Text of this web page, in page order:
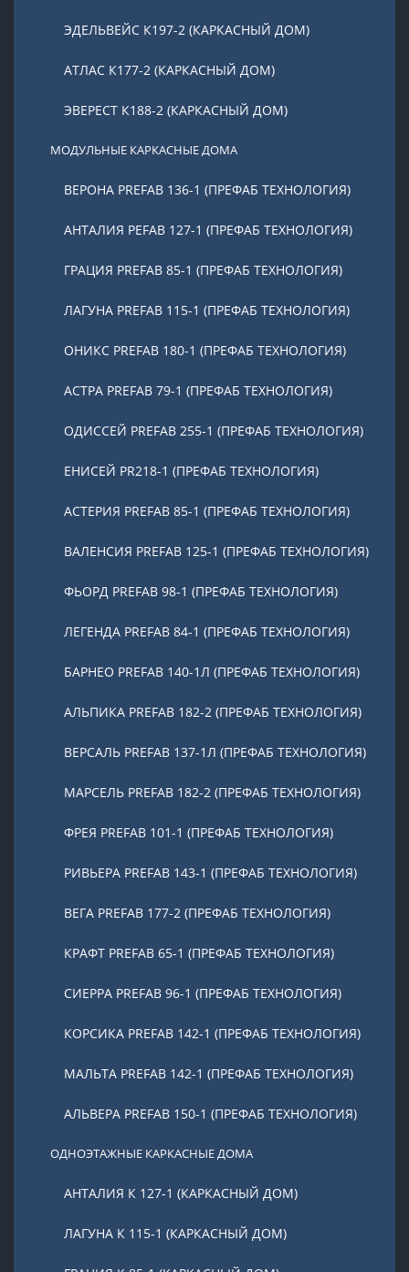
ЭДЕЛЬВЕЙС К197-2 (КАРКАСНЫЙ ДОМ)
АТЛАС К177-2 (КАРКАСНЫЙ ДОМ)
ЭВЕРЕСТ К188-2 (КАРКАСНЫЙ ДОМ)
МОДУЛЬНЫЕ КАРКАСНЫЕ ДОМА
ВЕРОНА PREFAB 136-1 (ПРЕФАБ ТЕХНОЛОГИЯ)
АНТАЛИЯ PEFAB 127-1 (ПРЕФАБ ТЕХНОЛОГИЯ)
ГРАЦИЯ PREFAB 85-1 (ПРЕФАБ ТЕХНОЛОГИЯ)
ЛАГУНА PREFAB 115-1 (ПРЕФАБ ТЕХНОЛОГИЯ)
ОНИКС PREFAB 180-1 (ПРЕФАБ ТЕХНОЛОГИЯ)
АСТРА PREFAB 79-1 (ПРЕФАБ ТЕХНОЛОГИЯ)
ОДИССЕЙ PREFAB 255-1 (ПРЕФАБ ТЕХНОЛОГИЯ)
ЕНИСЕЙ PR218-1 (ПРЕФАБ ТЕХНОЛОГИЯ)
АСТЕРИЯ PREFAB 85-1 (ПРЕФАБ ТЕХНОЛОГИЯ)
ВАЛЕНСИЯ PREFAB 125-1 (ПРЕФАБ ТЕХНОЛОГИЯ)
ФЬОРД PREFAB 98-1 (ПРЕФАБ ТЕХНОЛОГИЯ)
ЛЕГЕНДА PREFAB 84-1 (ПРЕФАБ ТЕХНОЛОГИЯ)
БАРНЕО PREFAB 140-1Л (ПРЕФАБ ТЕХНОЛОГИЯ)
АЛЬПИКА PREFAB 182-2 (ПРЕФАБ ТЕХНОЛОГИЯ)
ВЕРСАЛЬ PREFAB 137-1Л (ПРЕФАБ ТЕХНОЛОГИЯ)
МАРСЕЛЬ PREFAB 182-2 (ПРЕФАБ ТЕХНОЛОГИЯ)
ФРЕЯ PREFAB 101-1 (ПРЕФАБ ТЕХНОЛОГИЯ)
РИВЬЕРА PREFAB 143-1 (ПРЕФАБ ТЕХНОЛОГИЯ)
ВЕГА PREFAB 177-2 (ПРЕФАБ ТЕХНОЛОГИЯ)
КРАФТ PREFAB 65-1 (ПРЕФАБ ТЕХНОЛОГИЯ)
СИЕРРА PREFAB 96-1 (ПРЕФАБ ТЕХНОЛОГИЯ)
КОРСИКА PREFAB 142-1 (ПРЕФАБ ТЕХНОЛОГИЯ)
МАЛЬТА PREFAB 142-1 (ПРЕФАБ ТЕХНОЛОГИЯ)
АЛЬВЕРА PREFAB 150-1 (ПРЕФАБ ТЕХНОЛОГИЯ)
ОДНОЭТАЖНЫЕ КАРКАСНЫЕ ДОМА
АНТАЛИЯ К 127-1 (КАРКАСНЫЙ ДОМ)
ЛАГУНА К 115-1 (КАРКАСНЫЙ ДОМ)